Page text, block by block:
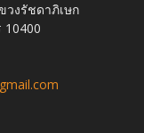
งรัชดาภิเษก
10400